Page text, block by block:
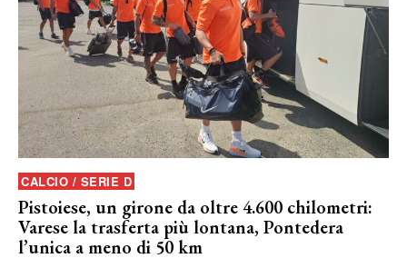
CALCIO / SERIE D
Pistoiese, un girone da oltre 4.600 chilometri:
Varese la trasferta più lontana, Pontedera
l’unica a meno di 50 km